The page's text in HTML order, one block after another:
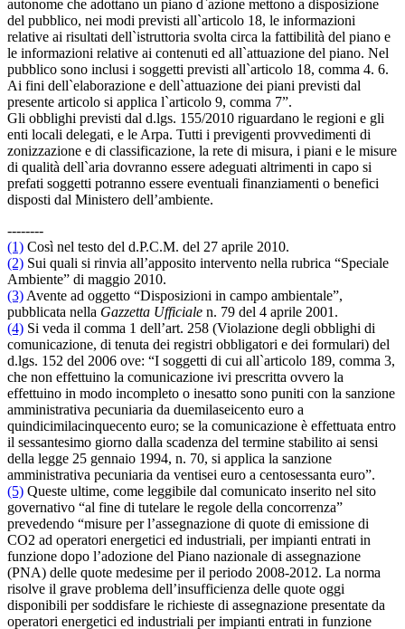
autonome che adottano un piano d`azione mettono a disposizione
del pubblico, nei modi previsti all`articolo 18, le informazioni
relative ai risultati dell`istruttoria svolta circa la fattibilità del piano e
le informazioni relative ai contenuti ed all`attuazione del piano. Nel
pubblico sono inclusi i soggetti previsti all`articolo 18, comma 4. 6.
Ai fini dell`elaborazione e dell`attuazione dei piani previsti dal
presente articolo si applica l`articolo 9, comma 7”.
Gli obblighi previsti dal d.lgs. 155/2010 riguardano le regioni e gli
enti locali delegati, e le Arpa. Tutti i previgenti provvedimenti di
zonizzazione e di classificazione, la rete di misura, i piani e le misure
di qualità dell`aria dovranno essere adeguati altrimenti in capo si
prefati soggetti potranno essere eventuali finanziamenti o benefici
disposti dal Ministero dell’ambiente.
--------
(1) Così nel testo del d.P.C.M. del 27 aprile 2010.
(2) Sui quali si rinvia all’apposito intervento nella rubrica “Speciale
Ambiente” di maggio 2010.
(3) Avente ad oggetto “Disposizioni in campo ambientale”,
pubblicata nella Gazzetta Ufficiale n. 79 del 4 aprile 2001.
(4) Si veda il comma 1 dell’art. 258 (Violazione degli obblighi di
comunicazione, di tenuta dei registri obbligatori e dei formulari) del
d.lgs. 152 del 2006 ove: “I soggetti di cui all`articolo 189, comma 3,
che non effettuino la comunicazione ivi prescritta ovvero la
effettuino in modo incompleto o inesatto sono puniti con la sanzione
amministrativa pecuniaria da duemilaseicento euro a
quindicimilacinquecento euro; se la comunicazione è effettuata entro
il sessantesimo giorno dalla scadenza del termine stabilito ai sensi
della legge 25 gennaio 1994, n. 70, si applica la sanzione
amministrativa pecuniaria da ventisei euro a centosessanta euro”.
(5) Queste ultime, come leggibile dal comunicato inserito nel sito
governativo “al fine di tutelare le regole della concorrenza”
prevedendo “misure per l’assegnazione di quote di emissione di
CO2 ad operatori energetici ed industriali, per impianti entrati in
funzione dopo l’adozione del Piano nazionale di assegnazione
(PNA) delle quote medesime per il periodo 2008-2012. La norma
risolve il grave problema dell’insufficienza delle quote oggi
disponibili per soddisfare le richieste di assegnazione presentate da
operatori energetici ed industriali per impianti entrati in funzione